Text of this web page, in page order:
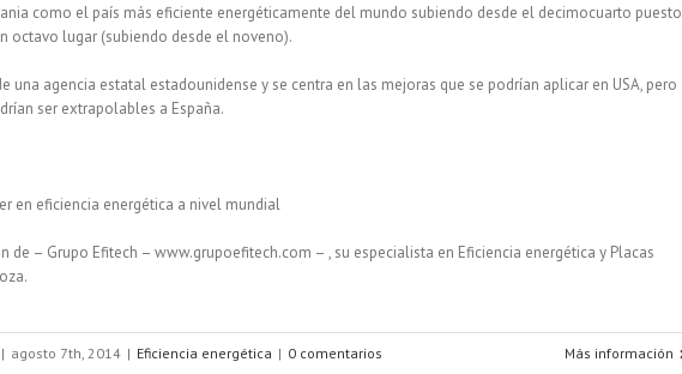
como el país más eficiente energéticamente del mundo subiendo desde el decimocuarto puesto
octavo lugar (subiendo desde el noveno).
una agencia estatal estadounidense y se centra en las mejoras que se podrían aplicar en USA, pero
ser extrapolables a España.
en eficiencia energética a nivel mundial
de – Grupo Efitech – www.grupoefitech.com – , su especialista en Eficiencia energética y Placas
| agosto 7th, 2014 | Eficiencia energética | 0 comentarios Más información